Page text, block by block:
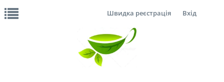
Швидка реєстрація Вхід